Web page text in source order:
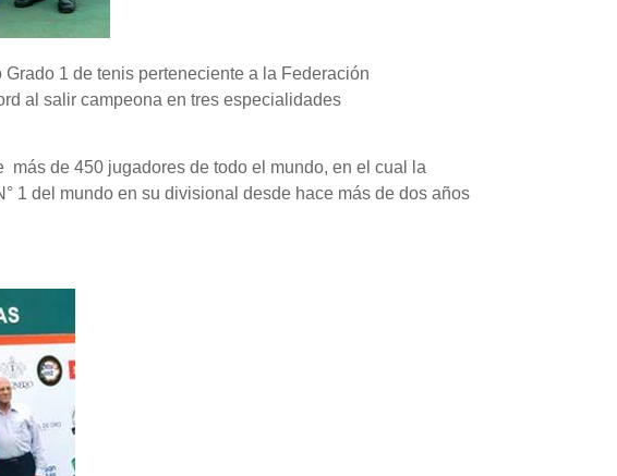
1 de tenis perteneciente a la Federación
al salir campeona en tres especialidades
de 450 jugadores de todo el mundo, en el cual la
1 del mundo en su divisional desde hace más de dos años